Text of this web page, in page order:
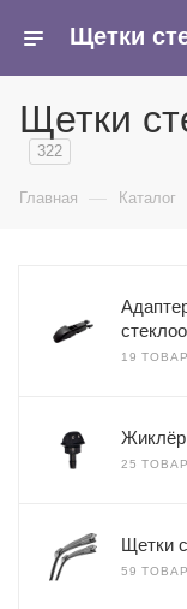
Щетки
322
Главная — Каталог
19
25
Щетки
59